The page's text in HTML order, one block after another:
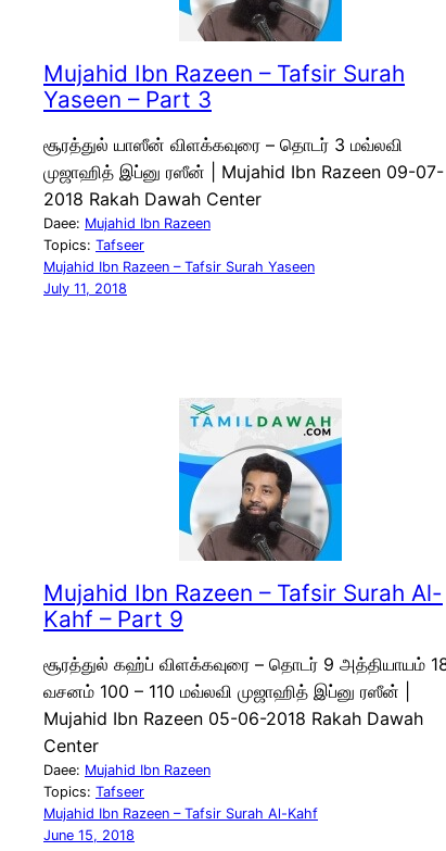
Mujahid Ibn Razeen – Tafsir Surah
Yaseen – Part 3
சூரத்துல் யாஸீன் விளக்கவுரை – தொடர் 3 மவ்லவி
முஜாஹித் இப்னு ரஸீன் | Mujahid Ibn Razeen 09-07-
2018 Rakah Dawah Center
Daee: Mujahid Ibn Razeen
Topics: Tafseer
Mujahid Ibn Razeen – Tafsir Surah Yaseen
July 11, 2018
Mujahid Ibn Razeen – Tafsir Surah Al-
Kahf – Part 9
சூரத்துல் கஹ்ப் விளக்கவுரை – தொடர் 9 அத்தியாயம் 18
வசனம் 100 – 110 மவ்லவி முஜாஹித் இப்னு ரஸீன் |
Mujahid Ibn Razeen 05-06-2018 Rakah Dawah
Center
Daee: Mujahid Ibn Razeen
Topics: Tafseer
Mujahid Ibn Razeen – Tafsir Surah Al-Kahf
June 15, 2018